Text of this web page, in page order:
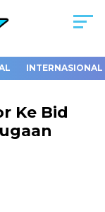
INTERNASIONAL
Ke Bid